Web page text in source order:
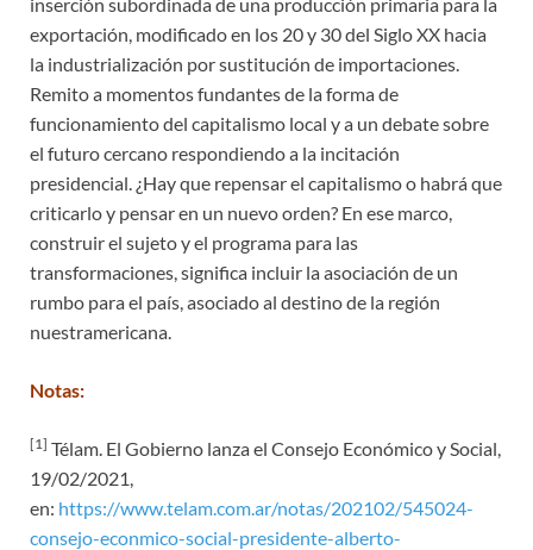
exportación, modificado en los 20 y 30 del Siglo XX hacia
la industrialización por sustitución de importaciones.
Remito a momentos fundantes de la forma de
funcionamiento del capitalismo local y a un debate sobre
el futuro cercano respondiendo a la incitación
presidencial. ¿Hay que repensar el capitalismo o habrá que
criticarlo y pensar en un nuevo orden? En ese marco,
construir el sujeto y el programa para las
transformaciones, significa incluir la asociación de un
rumbo para el país, asociado al destino de la región
nuestramericana.
Notas:
[1] Télam. El Gobierno lanza el Consejo Económico y Social,
19/02/2021,
en: https://www.telam.com.ar/notas/202102/545024-
consejo-econmico-social-presidente-alberto-